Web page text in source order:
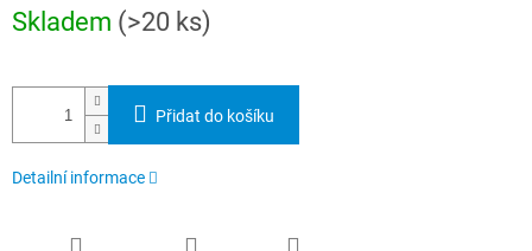
cena:
Skladem (>20 ks)
Přidat do košíku
Detailní informace